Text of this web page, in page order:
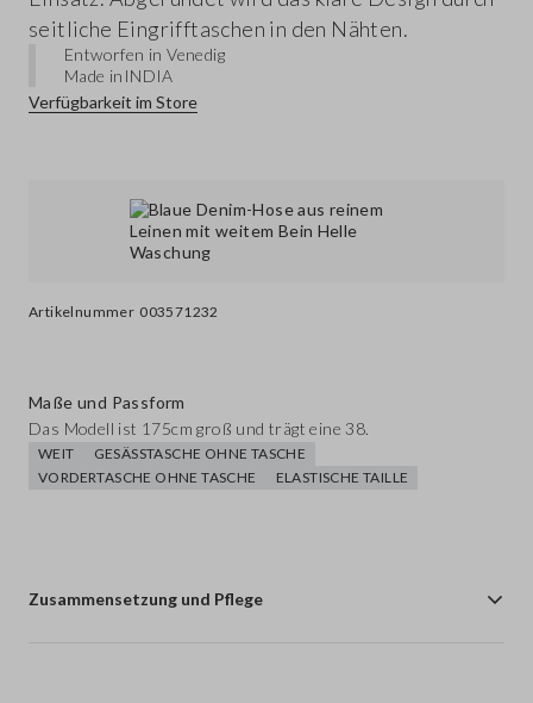
Artikelnummer 003571232
seitliche Eingrifftaschen in den Nähten.
Entworfen in Venedig
Made in INDIA
Verfügbarkeit im Store
Maße und Passform
Das Modell ist 175cm groß und trägt eine 38.
WEIT
GESÄSSTASCHE OHNE TASCHE
VORDERTASCHE OHNE TASCHE
ELASTISCHE TAILLE
Zusammensetzung und Pflege